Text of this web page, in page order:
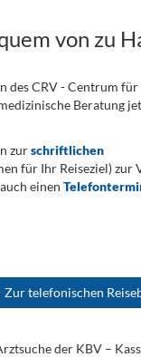
von zu
des CRV - Centrum für
Beratung
zurschriftlichen
für Ihr Reiseziel) zur
einen
Zur telefonischen
der KBV –